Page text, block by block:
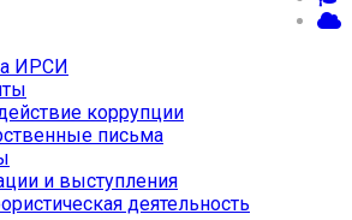
ИРСИ
коррупции
письма
и выступления
деятельность